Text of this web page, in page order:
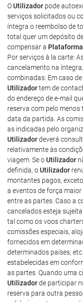
OUtilizador pode
serviços solicitados ou
íntegra o reembolso de
total quer um depósito
compensar a Plataforma
Por serviços à la carte:
cancelamento na
combinadas: Em caso
Utilizadortem de
do endereço de e-mail
reserva com pelo
data da partida. As
as indicadas pelo
Utilizadordeverá
relativamente às
viagem. Se oUtilizador
definida, oUtilizador
montantes pagos,
a eventos de força
entre as partes. Caso a
cancelados esteja
tal como os voos
comissões especiais,
fornecidos em
determinados países,
estabelecidas em
as partes. Quando uma
Utilizadorde participar
reserva para outra